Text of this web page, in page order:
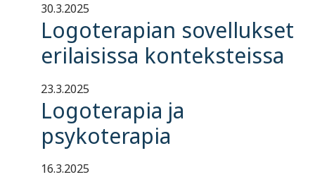
30.3.2025
Logoterapian sovellukset
erilaisissa konteksteissa
23.3.2025
Logoterapia ja
psykoterapia
16.3.2025